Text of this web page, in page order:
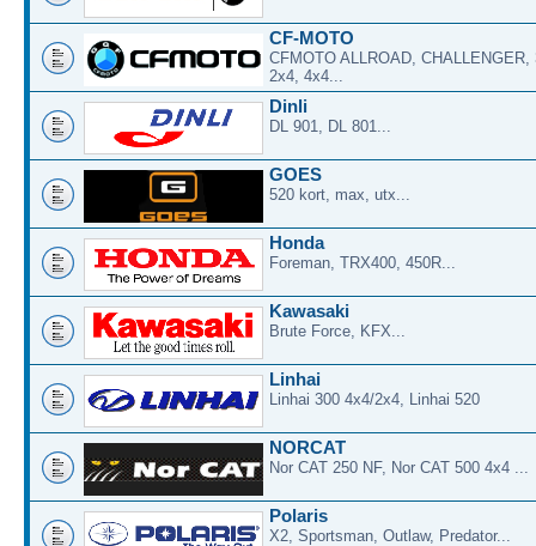
CF-MOTO
CFMOTO ALLROAD,
2x4, 4x4...
Dinli
DL 901, DL 801...
GOES
520 kort, max, utx...
Honda
Foreman, TRX400, 450R...
Kawasaki
Brute Force, KFX...
Linhai
Linhai 300 4x4/2x4, Linhai 520
NORCAT
Nor CAT 250 NF, Nor CAT 500 4x4 ...
Polaris
X2, Sportsman, Outlaw, Predator...